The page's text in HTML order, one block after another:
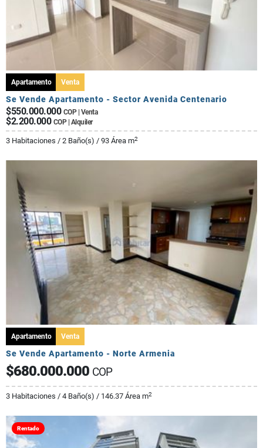
Apartamento Venta
Se Vende Apartamento - Sector Avenida Centenario
$550.000.000 COP | Venta
$2.200.000 COP | Alquiler
3 Habitaciones / 2 Baño(s) / 93 Área m2
Apartamento Venta
Se Vende Apartamento - Norte Armenia
$680.000.000 COP
3 Habitaciones / 4 Baño(s) / 146.37 Área m2
Rentado